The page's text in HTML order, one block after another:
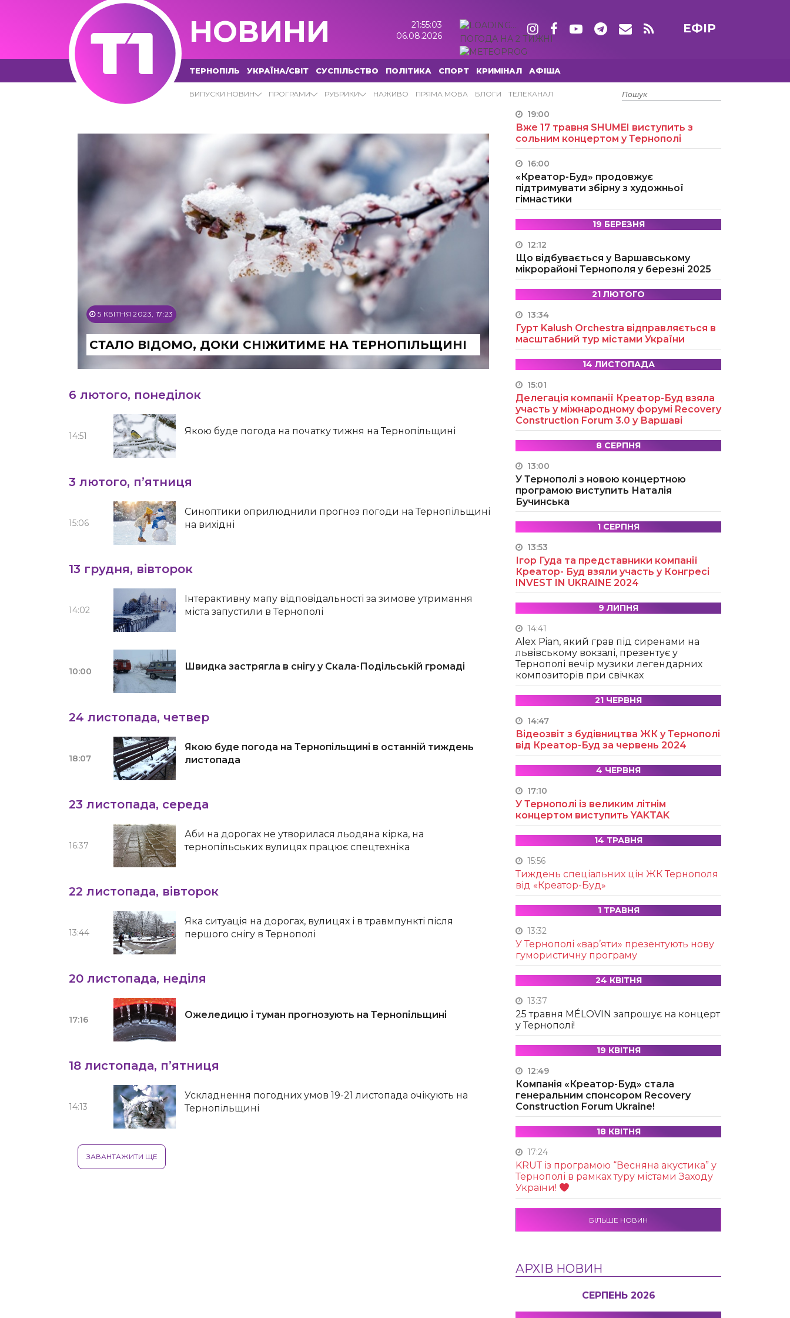
НОВИНИ
21:55:04
06.08.2026
ПОГОДА НА 2 ТИЖНІ
ЕФІР
ТЕРНОПІЛЬ УКРАЇНА/СВІТ СУСПІЛЬСТВО ПОЛІТИКА СПОРТ КРИМІНАЛ АФІША
ВИПУСКИ НОВИН ПРОГРАМИ РУБРИКИ НАЖИВО ПРЯМА МОВА БЛОГИ ТЕЛЕКАНАЛ
СНІГ АРХІВИ - Т1 НОВИНИ
5 КВІТНЯ 2023, 17:23
СТАЛО ВІДОМО, ДОКИ СНІЖИТИМЕ НА ТЕРНОПІЛЬЩИНІ
6 лютого, понеділок
14:51 Якою буде погода на початку тижня на Тернопільщині
3 лютого, п’ятниця
15:06
Синоптики оприлюднили прогноз погоди на Тернопільщині
на вихідні
13 грудня, вівторок
14:02
Інтерактивну мапу відповідальності за зимове утримання
міста запустили в Тернополі
10:00 Швидка застрягла в снігу у Скала-Подільській громаді
24 листопада, четвер
18:07
Якою буде погода на Тернопільщині в останній тиждень
листопада
23 листопада, середа
16:37
Аби на дорогах не утворилася льодяна кірка, на
тернопільських вулицях працює спецтехніка
22 листопада, вівторок
13:44
Яка ситуація на дорогах, вулицях і в травмпункті після
першого снігу в Тернополі
20 листопада, неділя
17:16 Ожеледицю і туман прогнозують на Тернопільщині
18 листопада, п’ятниця
14:13
Ускладнення погодних умов 19-21 листопада очікують на
Тернопільщині
ЗАВАНТАЖИТИ ЩЕ
15 ТРАВНЯ
19:00
Вже 17 травня SHUMEI виступить з
сольним концертом у Тернополі
16:00
«Креатор-Буд» продовжує
підтримувати збірну з художньої
гімнастики
19 БЕРЕЗНЯ
12:12
Що відбувається у Варшавському
мікрорайоні Тернополя у березні 2025
21 ЛЮТОГО
13:34
Гурт Kalush Orchestra відправляється в
масштабний тур містами України
14 ЛИСТОПАДА
15:01
Делегація компанії Креатор-Буд взяла
участь у міжнародному форумі Recovery
Construction Forum 3.0 у Варшаві
8 СЕРПНЯ
13:00
У Тернополі з новою концертною
програмою виступить Наталія
Бучинська
1 СЕРПНЯ
13:53
Ігор Гуда та представники компанії
Креатор- Буд взяли участь у Конгресі
INVEST IN UKRAINE 2024
9 ЛИПНЯ
14:41
Alex Pian, який грав під сиренами на
львівському вокзалі, презентує у
Тернополі вечір музики легендарних
композиторів при свічках
21 ЧЕРВНЯ
14:47
Відеозвіт з будівництва ЖК у Тернополі
від Креатор-Буд за червень 2024
4 ЧЕРВНЯ
17:10
У Тернополі із великим літнім
концертом виступить YAKTAK
14 ТРАВНЯ
15:56
Тиждень спеціальних цін ЖК Тернополя
від «Креатор-Буд»
1 ТРАВНЯ
13:32
У Тернополі «вар’яти» презентують нову
гумористичну програму
24 КВІТНЯ
13:37
25 травня MÉLOVIN запрошує на концерт
у Тернополі!
19 КВІТНЯ
12:49
Компанія «Креатор-Буд» стала
генеральним спонсором Recovery
Construction Forum Ukraine!
18 КВІТНЯ
17:24
KRUТ із програмою “Весняна акустика” у
Тернополі в рамках туру містами Заходу
України!
БІЛЬШЕ НОВИН
АРХІВ НОВИН
СЕРПЕНЬ 2026